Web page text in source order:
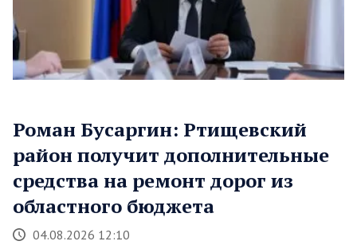
Роман Бусаргин: Ртищевский
район получит дополнительные
средства на ремонт дорог из
областного бюджета
04.08.2026 12:10